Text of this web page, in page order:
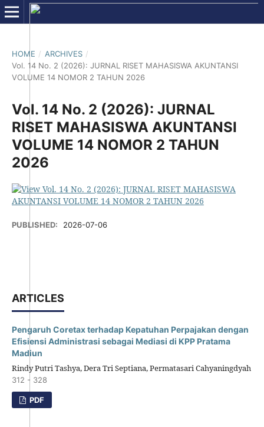
HOME / ARCHIVES /
Vol. 14 No. 2 (2026): JURNAL RISET MAHASISWA AKUNTANSI
VOLUME 14 NOMOR 2 TAHUN 2026
Vol. 14 No. 2 (2026): JURNAL
RISET MAHASISWA AKUNTANSI
VOLUME 14 NOMOR 2 TAHUN
2026
PUBLISHED: 2026-07-06
ARTICLES
Pengaruh Coretax terhadap Kepatuhan Perpajakan dengan
Efisiensi Administrasi sebagai Mediasi di KPP Pratama
Madiun
Rindy Putri Tashya, Dera Tri Septiana, Permatasari Cahyaningdyah
312 - 328
PDF